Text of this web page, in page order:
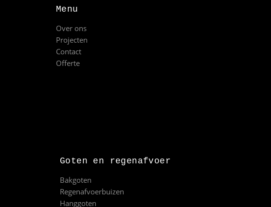
Menu
Over ons
Projecten
Contact
Offerte
Goten en regenafvoer
Bakgoten
Regenafvoerbuizen
Hanggoten